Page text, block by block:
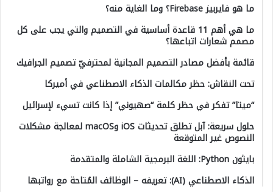
ما هو فايربيز Firebase؟ وما الغاية منه؟
ما هي أهم 11 قاعدة أساسية في التصميم والتي يجب على كل
مصمم شعارات اتباعها؟
قائمة بأفضل مصادر التصميم المجانية لمحترفيّ تصميم الجرافيك
تحت النقاش: حظر مكالمات الذكاء الاصطناعي في أميركا
“ميتا” تفكر في حظر كلمة “صهيوني” إذا كانت تسيء لإسرائيل
حلول سريعة: آبل تطلق تحديثات iOS وmacOS لمعالجة مشكلات
النصوص غير المتوقعة
بايثون Python: اللغة البرمجية الشاملة والمتقدمة
الذكاء الاصطناعي (AI): تعريفه – الوظائف المُتاحة مع رواتبها